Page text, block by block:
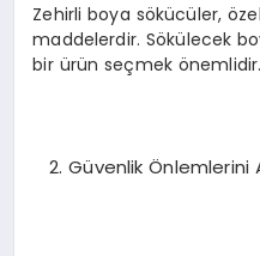
Zehirli boya sökücüler,
maddelerdir. Sökülecek
bir ürün seçmek önemlidir.
Güvenlik Önlemlerini